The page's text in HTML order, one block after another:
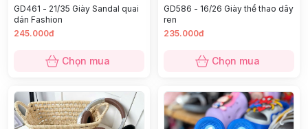
GD461 - 21/35 Giày Sandal quai
dán Fashion
245.000đ
Chọn mua
GD586 - 16/26 Giày thể thao dây
ren
235.000đ
Chọn mua